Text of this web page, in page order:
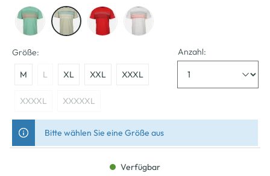
Größe:
M L XL XXL XXXL
XXXXL XXXXXL
Anzahl:
Bitte wählen Sie eine Größe aus
Verfügbar